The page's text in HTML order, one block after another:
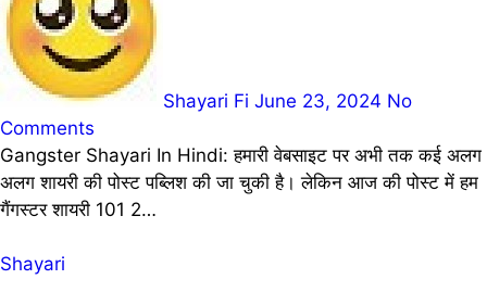
Shayari Fi June 23, 2024 No
Comments
Gangster Shayari In Hindi: हमारी वेबसाइट पर अभी तक कई अलग
अलग शायरी की पोस्ट पब्लिश की जा चुकी है। लेकिन आज की पोस्ट में हम
गैंगस्टर शायरी 101 2…
Shayari